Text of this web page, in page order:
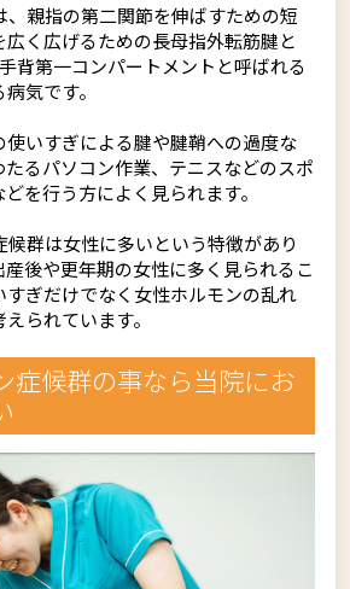
、親指の第二関節を伸ばすための短
く広げるための長母指外転筋腱と
背第一コンパートメントと呼ばれる
気です。
使いすぎによる腱や腱鞘への過度な
るパソコン作業、テニスなどのスポ
を行う方によく見られます。
候群は女性に多いという特徴があり
産後や更年期の女性に多く見られるこ
すぎだけでなく女性ホルモンの乱れ
られています。
症候群の事なら当院にお